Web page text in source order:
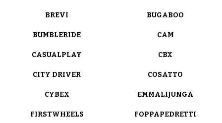
BREVI BUGABOO
BUMBLERIDE CAM
CASUALPLAY CBX
CITY DRIVER COSATTO
CYBEX EMMALIJUNGA
FIRSTWHEELS FOPPAPEDRETTI